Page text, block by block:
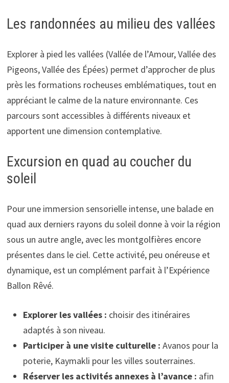
Les randonnées au milieu des vallées
Explorer à pied les vallées (Vallée de l’Amour, Vallée des
Pigeons, Vallée des Épées) permet d’approcher de plus
près les formations rocheuses emblématiques, tout en
appréciant le calme de la nature environnante. Ces
parcours sont accessibles à différents niveaux et
apportent une dimension contemplative.
Excursion en quad au coucher du
soleil
Pour une immersion sensorielle intense, une balade en
quad aux derniers rayons du soleil donne à voir la région
sous un autre angle, avec les montgolfières encore
présentes dans le ciel. Cette activité, peu onéreuse et
dynamique, est un complément parfait à l’Expérience
Ballon Rêvé.
Explorer les vallées : choisir des itinéraires
adaptés à son niveau.
Participer à une visite culturelle : Avanos pour la
poterie, Kaymakli pour les villes souterraines.
Réserver les activités annexes à l’avance : afin